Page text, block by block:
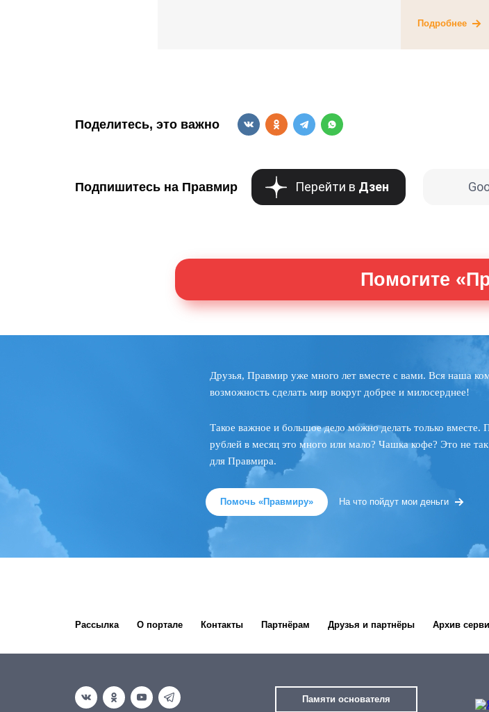
Подробнее
Поделитесь, это важно
Подпишитесь на Правмир Перейти в Дзен
Помогите
Друзья, Правмир уже много лет вместе с вами. Вся наша
возможность сделать мир вокруг добрее и милосерднее!
Такое важное и большое дело можно делать только
рублей в месяц это много или мало? Чашка кофе? Это не
для Правмира.
Помочь «Правмиру» На что пойдут мои деньги
Рассылка О портале Контакты Партнёрам Друзья и партнёры Архив
Памяти основателя